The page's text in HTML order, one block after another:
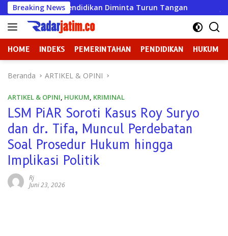
Langsung
ke
konten
Breaking News
Dinas Pendidikan Diminta Turun Tangan Jaga
HOME INDEKS PEMERINTAHAN PENDIDIKAN HUKUM
Beranda ARTIKEL & OPINI
ARTIKEL & OPINI, HUKUM, KRIMINAL
LSM PiAR Soroti Kasus Roy Suryo
dan dr. Tifa, Muncul Perdebatan
Soal Prosedur Hukum hingga
Implikasi Politik
Rj
Juni 23, 2026